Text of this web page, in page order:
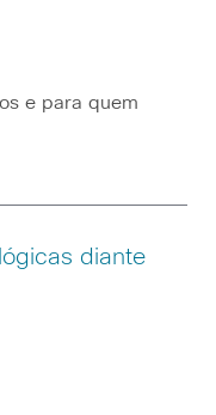
e para quem
diante